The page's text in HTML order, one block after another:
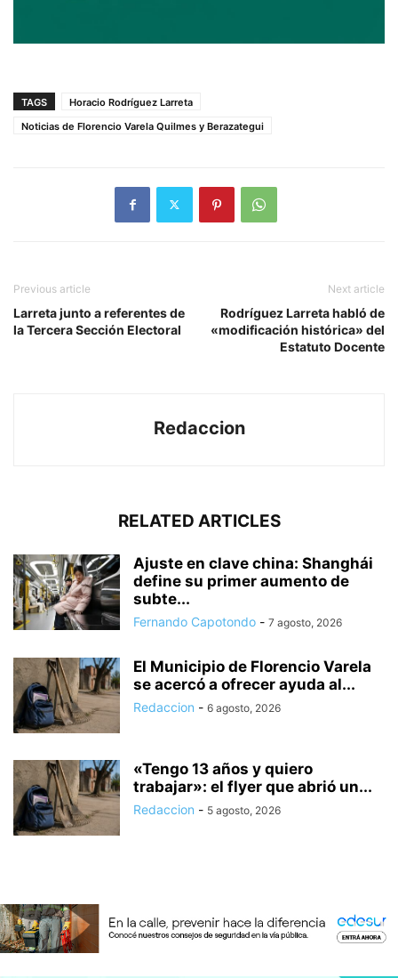
TAGS
Horacio Rodríguez Larreta
Noticias de Florencio Varela Quilmes y Berazategui
Previous article
Larreta junto a referentes de
la Tercera Sección Electoral
Next article
Rodríguez Larreta habló de
«modificación histórica» del
Estatuto Docente
Redaccion
RELATED ARTICLES
Ajuste en clave china: Shanghái
define su primer aumento de
subte...
Fernando Capotondo - 7 agosto, 2026
El Municipio de Florencio Varela
se acercó a ofrecer ayuda al...
Redaccion - 6 agosto, 2026
«Tengo 13 años y quiero
trabajar»: el flyer que abrió un...
Redaccion - 5 agosto, 2026